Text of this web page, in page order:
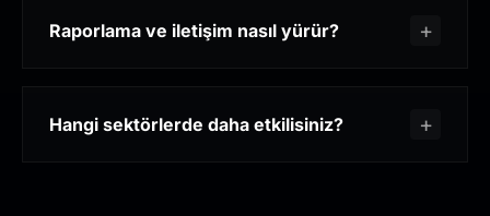
Raporlama ve iletişim nasıl yürür?
Hangi sektörlerde daha etkilisiniz?